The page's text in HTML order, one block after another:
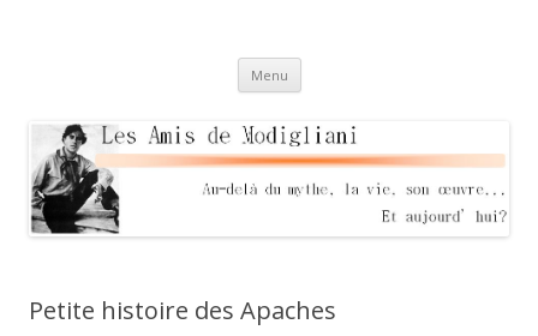
Menu Aller
contenu
Petite histoire des Apaches